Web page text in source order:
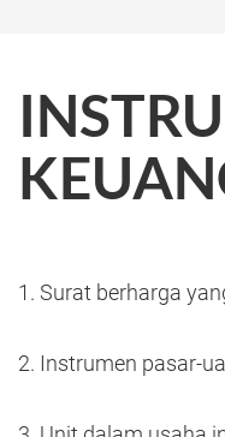
Surat berharga
Instrumen pasar-